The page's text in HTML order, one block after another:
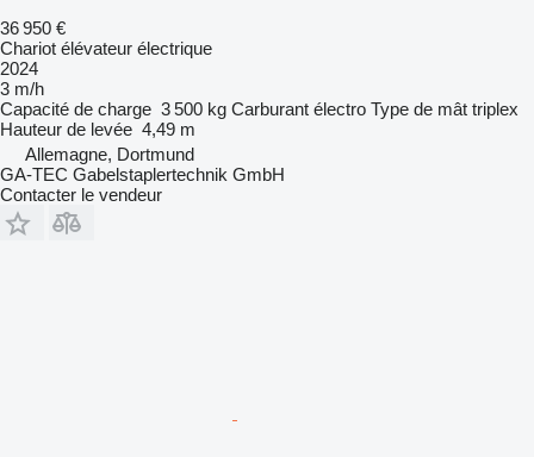
36 950 €
Chariot élévateur électrique
2024
3 m/h
Capacité de charge 3 500 kg Carburant électro Type de mât triplex
Hauteur de levée 4,49 m
Allemagne, Dortmund
GA-TEC Gabelstaplertechnik GmbH
Contacter le vendeur